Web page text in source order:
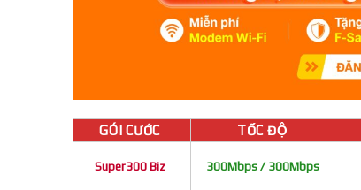
GÓI CƯỚC TỐC ĐỘ
Super300 Biz 300Mbps / 300Mbps